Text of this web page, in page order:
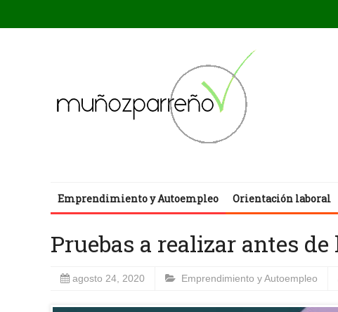
Emprendimiento y Autoempleo Orientación laboral
Pruebas a realizar antes
agosto 24, 2020 Emprendimiento y Autoempleo